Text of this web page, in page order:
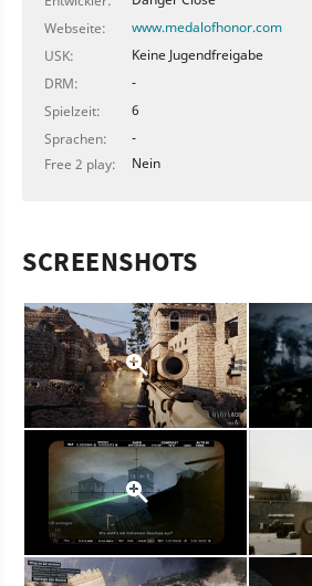
Webseite:
www.medalofhonor.com
USK:
Keine Jugendfreigabe
DRM:
-
Spielzeit:
6
Sprachen:
-
Free 2 play:
Nein
SCREENSHOTS